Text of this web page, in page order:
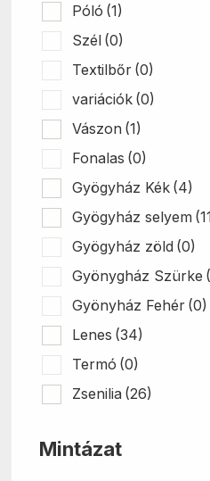
Póló (1)
Szél (0)
Textilbőr (0)
variációk (0)
Vászon (1)
Fonalas (0)
Gyögyház Kék (4)
Gyögyház selyem
Gyögyház zöld (0)
Gyönygház Szürke
Gyönyház Fehér (0)
Lenes (34)
Termó (0)
Zsenilia (26)
Mintázat